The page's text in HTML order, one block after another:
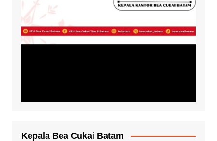
Kepala Bea Cukai Batam